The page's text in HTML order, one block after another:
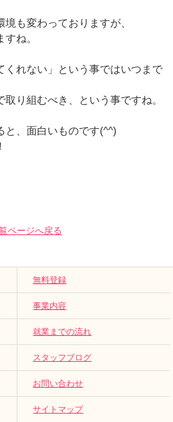
も変わっておりますが、
ね。
くれない」という事ではいつまで
り組むべき、という事ですね。
と、面白いものです(^^)
ページへ戻る
無料登録
事業内容
就業までの流れ
スタッフブログ
お問い合わせ
サイトマップ